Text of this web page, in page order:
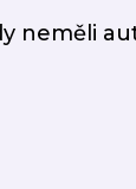
neměli